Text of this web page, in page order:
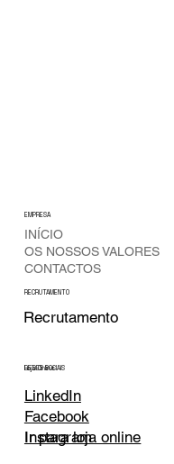
EMPRESA
INÍCIO
OS NOSSOS VALORES
CONTACTOS
RECRUTAMENTO
Recrutamento
REDES SOCIAIS
LinkedIn
Facebook
Instagram
Loja Online
Ir para loja online